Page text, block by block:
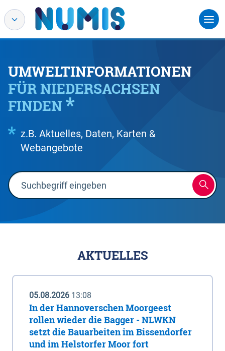
UMWELTINFORMATIONEN
FÜR NIEDERSACHSEN
FINDEN
z.B. Aktuelles, Daten, Karten &
Webangebote
AKTUELLES
05.08.2026 13:08
In der Hannoverschen Moorgeest
rollen wieder die Bagger - NLWKN
setzt die Bauarbeiten im Bissendorfer
und im Helstorfer Moor fort